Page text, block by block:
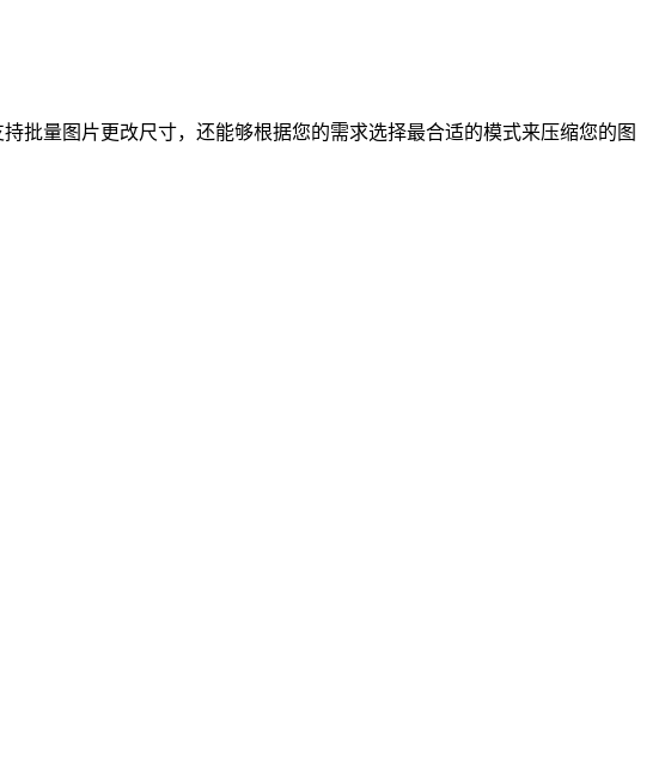
量图片更改尺寸，还能够根据您的需求选择最合适的模式来压缩您的图